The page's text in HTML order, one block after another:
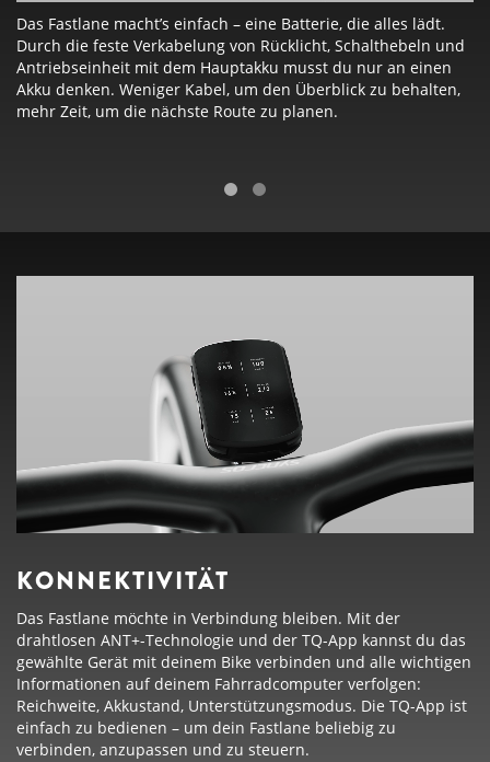
Das Fastlane macht’s einfach – eine Batterie, die alles lädt.
Durch die feste Verkabelung von Rücklicht, Schalthebeln und
Antriebseinheit mit dem Hauptakku musst du nur an einen
Akku denken. Weniger Kabel, um den Überblick zu behalten,
mehr Zeit, um die nächste Route zu planen.
KONNEKTIVITÄT
Das Fastlane möchte in Verbindung bleiben. Mit der
drahtlosen ANT+-Technologie und der TQ-App kannst du das
gewählte Gerät mit deinem Bike verbinden und alle wichtigen
Informationen auf deinem Fahrradcomputer verfolgen:
Reichweite, Akkustand, Unterstützungsmodus. Die TQ-App ist
einfach zu bedienen – um dein Fastlane beliebig zu
verbinden, anzupassen und zu steuern.